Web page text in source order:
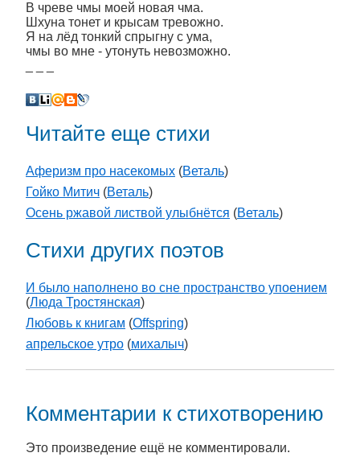
В чреве чмы моей новая чма.
Шхуна тонет и крысам тревожно.
Я на лёд тонкий спрыгну с ума,
чмы во мне - утонуть невозможно.
Читайте еще стихи
Аферизм про насекомых (Веталь)
Гойко Митич (Веталь)
Осень ржавой листвой улыбнётся (Веталь)
Стихи других поэтов
И было наполнено во сне пространство упоением
(Люда Тростянская)
Любовь к книгам (Offspring)
апрельское утро (михалыч)
Комментарии к стихотворению
Это произведение ещё не комментировали.